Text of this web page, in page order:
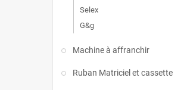
Selex
G&g
Machine à affranchir
Ruban Matriciel et cassette